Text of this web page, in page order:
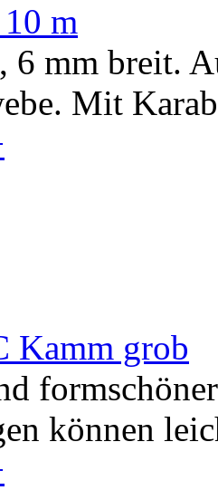
m
6 mm breit.
Mit
Kamm grob
können